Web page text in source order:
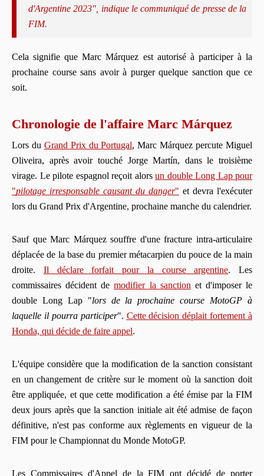
d'Argentine 2023", indique le communiqué de presse de la
FIM.
Cela signifie que Marc Márquez est autorisé à participer à la
prochaine course sans avoir à purger quelque sanction que ce
soit.
Chronologie de l'affaire Marc Márquez
Lors du Grand Prix du Portugal, Marc Márquez percute Miguel
Oliveira, après avoir touché Jorge Martín, dans le troisième
virage. Le pilote espagnol reçoit alors un double Long Lap pour
"pilotage irresponsable causant du danger" et devra l'exécuter
lors du Grand Prix d'Argentine, prochaine manche du calendrier.
Sauf que Marc Márquez souffre d'une fracture intra-articulaire
déplacée de la base du premier métacarpien du pouce de la main
droite. Il déclare forfait pour la course argentine. Les
commissaires décident demodifier la sanction et d'imposer le
double Long Lap "lors de la prochaine course MotoGP à
laquelle il pourra participer". Cette décision déplait fortement à
Honda, qui décide de faire appel.
L'équipe considère que la modification de la sanction consistant
en un changement de critère sur le moment où la sanction doit
être appliquée, et que cette modification a été émise par la FIM
deux jours après que la sanction initiale ait été admise de façon
définitive, n'est pas conforme aux règlements en vigueur de la
FIM pour le Championnat du Monde MotoGP.
Les Commissaires d'Appel de la FIM ont décidé de porter